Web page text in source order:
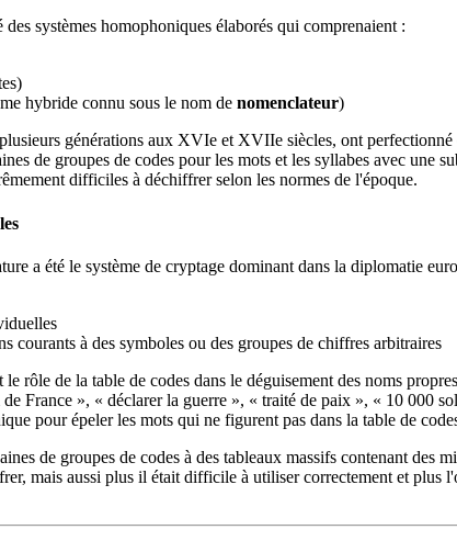
systèmes homophoniques élaborés qui comprenaient :
hybride connu sous le nom de nomenclateur)
générations aux XVIe et XVIIe siècles, ont perfectionné
de groupes de codes pour les mots et les syllabes avec une
difficiles à déchiffrer selon les normes de l'époque.
a été le système de cryptage dominant dans la diplomatie
courants à des symboles ou des groupes de chiffres arbitraires
rôle de la table de codes dans le déguisement des noms
France », « déclarer la guerre », « traité de paix », « 10 000
pour épeler les mots qui ne figurent pas dans la table de
de groupes de codes à des tableaux massifs contenant des
mais aussi plus il était difficile à utiliser correctement et plus